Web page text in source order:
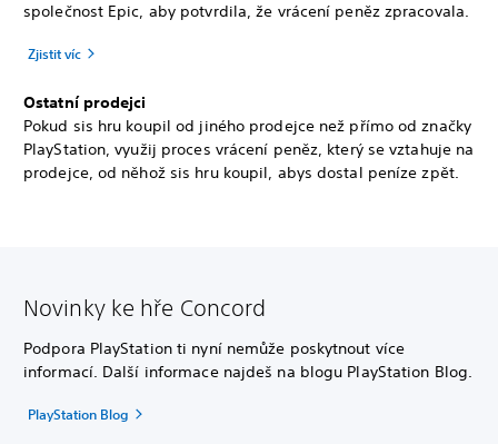
společnost Epic, aby potvrdila, že vrácení peněz zpracovala.
Zjistit víc
Ostatní prodejci
Pokud sis hru koupil od jiného prodejce než přímo od značky
PlayStation, využij proces vrácení peněz, který se vztahuje na
prodejce, od něhož sis hru koupil, abys dostal peníze zpět.
Novinky ke hře Concord
Podpora PlayStation ti nyní nemůže poskytnout více
informací. Další informace najdeš na blogu PlayStation Blog.
PlayStation Blog